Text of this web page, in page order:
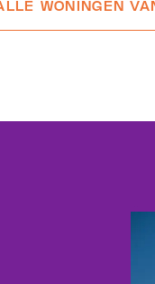
WONINGEN